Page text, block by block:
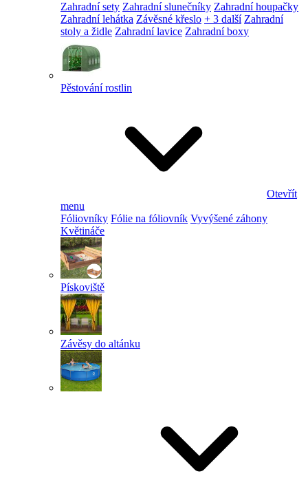
Zahradní sety Zahradní slunečníky Zahradní houpačky
Zahradní lehátka Závěsné křeslo + 3 další Zahradní
stoly a židle Zahradní lavice Zahradní boxy
Pěstování rostlin
Otevřít
menu
Fóliovníky Fólie na fóliovník Vyvýšené záhony
Květináče
Pískoviště
Závěsy do altánku